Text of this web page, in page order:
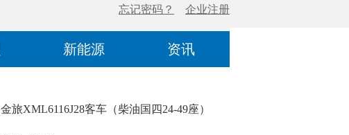
新能源 资讯
金旅XML6116J28客车（柴油国四24-49座）